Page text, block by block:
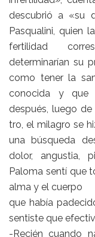
descubrió a «su
Pasqualini, quien
fertilidad
determinarían su
como tener la
conocida y que
después, luego
tro, el milagro se
una búsqueda
dolor, angustia,
Paloma sentí que
alma y el cuerpo
que había
sentiste que
-Recién cuando